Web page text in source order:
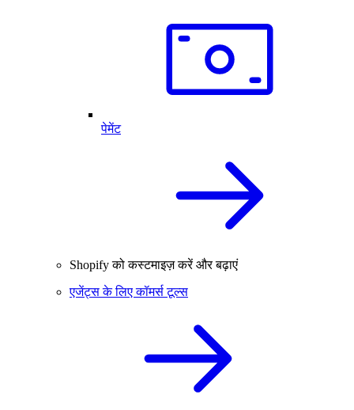
पेमेंट
Shopify को कस्टमाइज़ करें और बढ़ाएं
एजेंट्स के लिए कॉमर्स टूल्स